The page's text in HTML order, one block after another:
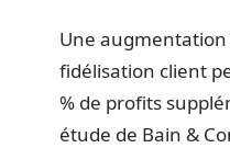
Une augmentation
fidélisation client
% de profits
étude de Bain &